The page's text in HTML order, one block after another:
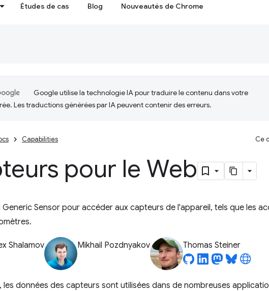
Études de cas Blog Nouveautés de Chrome
Google utilise la technologie IA pour traduire le contenu dans votre
Les traductions générées par IA peuvent contenir des erreurs.
Capabilities Ce
pour le Web
Generic Sensor pour accéder aux capteurs de l'appareil, tels que les
Shalamov Mikhail Pozdnyakov Thomas Steiner
les données des capteurs sont utilisées dans de nombreuses